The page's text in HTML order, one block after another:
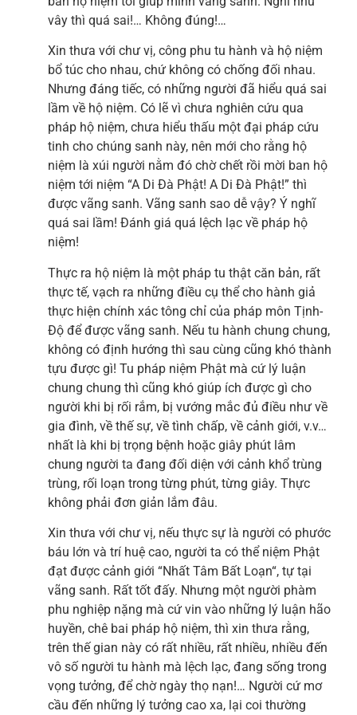
vây thì quá sai!… Không đúng!…
Xin thưa với chư vị, công phu tu hành và hộ niệm
bổ túc cho nhau, chứ không có chống đối nhau.
Nhưng đáng tiếc, có những người đã hiểu quá sai
lầm về hộ niệm. Có lẽ vì chưa nghiên cứu qua
pháp hộ niệm, chưa hiểu thấu một đại pháp cứu
tinh cho chúng sanh này, nên mới cho rằng hộ
niệm là xúi người nằm đó chờ chết rồi mời ban hộ
niệm tới niệm “A Di Đà Phật! A Di Đà Phật!” thì
được vãng sanh. Vãng sanh sao dễ vậy? Ý nghĩ
quá sai lầm! Đánh giá quá lệch lạc về pháp hộ
niệm!
Thực ra hộ niệm là một pháp tu thật căn bản, rất
thực tế, vạch ra những điều cụ thể cho hành giả
thực hiện chính xác tông chỉ của pháp môn Tịnh-
Độ để được vãng sanh. Nếu tu hành chung chung,
không có định hướng thì sau cùng cũng khó thành
tựu được gì! Tu pháp niệm Phật mà cứ lý luận
chung chung thì cũng khó giúp ích được gì cho
người khi bị rối rắm, bị vướng mắc đủ điều như về
gia đình, về thế sự, về tình chấp, về cảnh giới, v.v…
nhất là khi bị trọng bệnh hoặc giây phút lâm
chung người ta đang đối diện với cảnh khổ trùng
trùng, rối loạn trong từng phút, từng giây. Thực
không phải đơn giản lắm đâu.
Xin thưa với chư vị, nếu thực sự là người có phước
báu lớn và trí huệ cao, người ta có thể niệm Phật
đạt được cảnh giới “Nhất Tâm Bất Loạn“, tự tại
vãng sanh. Rất tốt đấy. Nhưng một người phàm
phu nghiệp nặng mà cứ vin vào những lý luận hão
huyền, chê bai pháp hộ niệm, thì xin thưa rằng,
trên thế gian này có rất nhiều, rất nhiều, nhiều đến
vô số người tu hành mà lệch lạc, đang sống trong
vọng tưởng, để chờ ngày thọ nạn!… Người cứ mơ
cầu đến những lý tưởng cao xa, lại coi thường